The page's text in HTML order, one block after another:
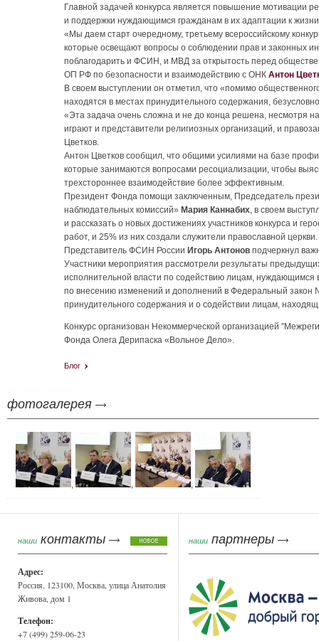
Главной задачей конкурса является повышение
и поддержки нуждающимся гражданам в их адаптации к
«Мы даем старт очередному, третьему всероссийскому
которые освещают вопросы о соблюдении прав и законных
поблагодарить и ФСИН, и МВД за открытость перед
ОП РФ по безопасности и взаимодействию с ОНК Антон
В своем выступлении он отметил, что «помимо
находятся в местах принудительного содержания,
«Эта задача очень сложна и не до конца решена, несмотря
играют и представители религиозных организаций, и
Цветков.
Антон Цветков сообщил, что общими усилиями на базе
которые занимаются вопросами ресоциализации, чтобы
трехстороннее взаимодействие более эффективным.
Президент Фонда помощи заключенным, Председатель
наблюдательных комиссий» Мария Каннабих, в своем
и рассказать о новых достижениях участников конкурса и
работ, и 25% из них создали служители православной церкви.
Представитель ФСИН России Игорь Антонов подчеркнул
Участники мероприятия рассмотрели результаты
исполнительной власти по содействию лицам,
по внесению изменений и дополнений в Федеральный
принудительного содержания и о содействии лицам,
Конкурс организован Некоммерческой организацией
Фонда Олега Дерипаска «Вольное Дело».
Блог
фотогалерея
, , ,
наши контакты
Адрес:
Россия, 123100, Москва, улица Анатолия
Живова, дом 1
Телефон:
+7 (499) 259-06-23
наши партнеры